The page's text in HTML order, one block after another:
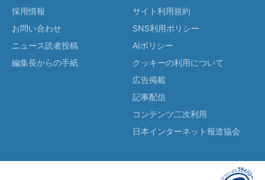
採用情報
お問い合わせ
ニュース読者投稿
編集長からの手紙
サイト利用規約
SNS利用ポリシー
AIポリシー
クッキーの利用について
広告掲載
記事配信
コンテンツ二次利用
日本インターネット報道協会